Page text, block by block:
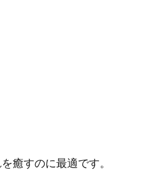
癒すのに最適です。